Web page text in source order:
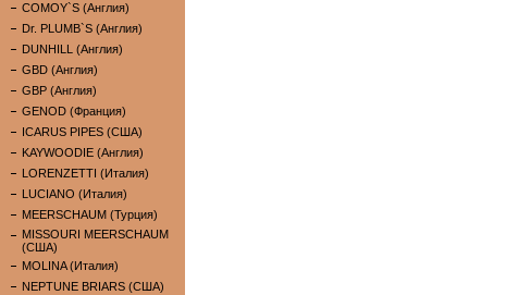
COMOY`S (Англия)
Dr. PLUMB`S (Англия)
DUNHILL (Англия)
GBD (Англия)
GBP (Англия)
GENOD (Франция)
ICARUS PIPES (США)
KAYWOODIE (Англия)
LORENZETTI (Италия)
LUCIANO (Италия)
MEERSCHAUM (Турция)
MISSOURI MEERSCHAUM
(США)
MOLINA (Италия)
NEPTUNE BRIARS (США)